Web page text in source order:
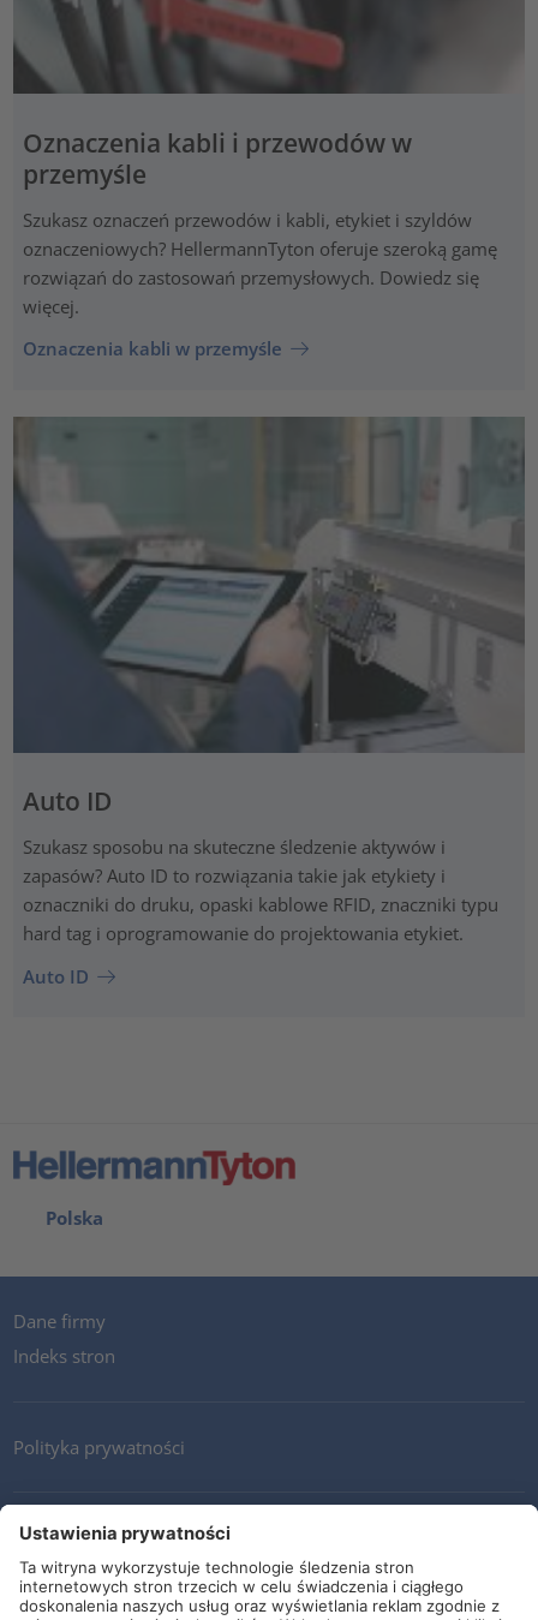
Oznaczenia kabli i przewodów w
przemyśle
Szukasz oznaczeń przewodów i kabli, etykiet i szyldów
oznaczeniowych? HellermannTyton oferuje szeroką gamę
rozwiązań do zastosowań przemysłowych. Dowiedz się
więcej.
Oznaczenia kabli w przemyśle
Auto ID
Szukasz sposobu na skuteczne śledzenie aktywów i
zapasów? Auto ID to rozwiązania takie jak etykiety i
oznaczniki do druku, opaski kablowe RFID, znaczniki typu
hard tag i oprogramowanie do projektowania etykiet.
Auto ID
Polska
Dane firmy
Indeks stron
Polityka prywatności
Kontakt